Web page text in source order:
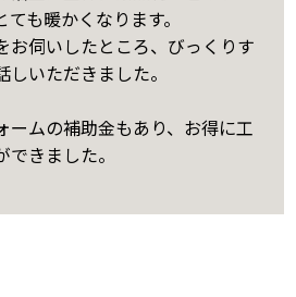
も暖かくなります。
お伺いしたところ、びっくりす
いただきました。
ームの補助金もあり、お得に工
きました。